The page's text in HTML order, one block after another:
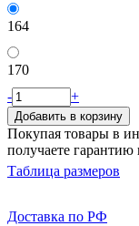
164
170
-
+
Добавить в корзину
Покупая товары в
получаете гарантию
Таблица размеров
Доставка по РФ